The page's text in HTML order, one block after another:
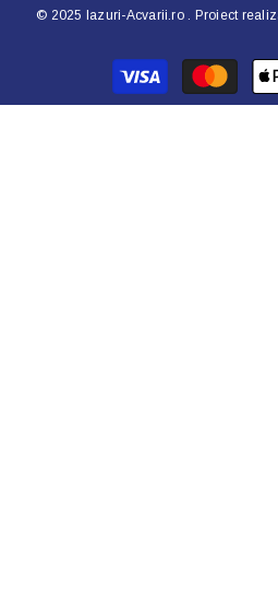
© 2025 Iazuri-Acvarii.ro . Proiect
de